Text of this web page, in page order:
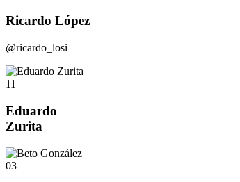
Ricardo López
@ricardo_losi
11
Eduardo
Zurita
03